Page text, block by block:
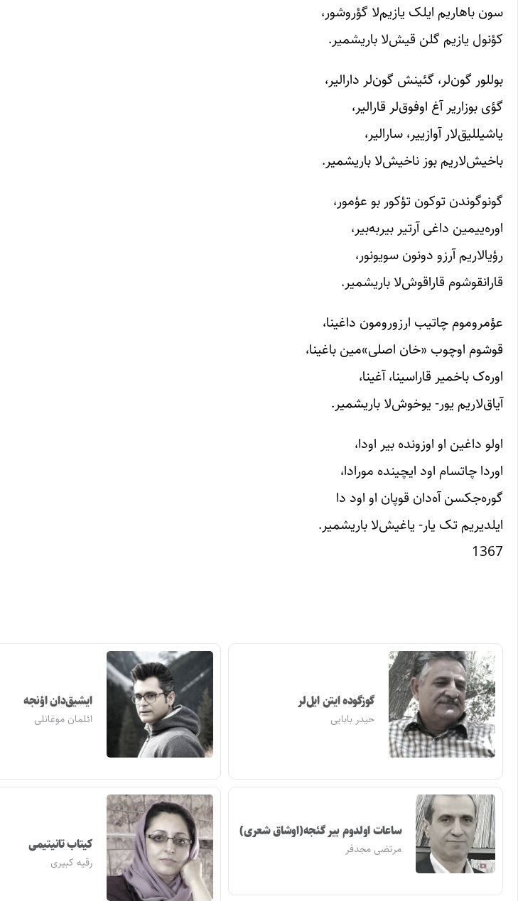
سون باهاریم ایلک یازیم‌لا گؤروشور،
کؤنول یازیم گلن قیش‌لا باریشمیر.
بوللور گون‌لر‌، گئینش گون‌لر‌ دارالیر،
گؤی بوزاریر آغ اوفوق‌لر‌ قارالیر،
یاشیللیق‌‌لار‌‌ آوازییر، سارالیر،
باخیش‌‌لار‌‌یم بوز ناخیش‌لا باریشمیر.
گونوگوندن توکون تؤکور بو عؤمور،
اوره‌ییمین داغی آرتیر بیربه‌بیر،
رؤیالار‌‌یم آرزو دونون سویونور،
قارانقوشوم قاراقوش‌لا باریشمیر.
عؤمروموم چاتیب ارزورومون داغینا،
قوشوم اوچوب «خان اصلی»مین باغینا،
اوره‌ک باخمیر قاراسینا، آغینا،
آیاق‌‌لار‌‌یم یور- یوخوش‌لا باریشمیر.
اولو داغین او اوزونده بیر اودا،
اوردا چاتسام اود ایچینده ‌مورادا،
گوره‌جکسن آه‌دان قوپان او اود دا
ایلدیریم تک یار- یاغیش‌لا باریشمیر.
1367
گوزگوده ایتن ایل‌لر
حیدر بابایی
ایشیق‌دان اؤنجه
ائلمان موغانلی
ساعات اولدوم بیر گئجه(اوشاق شعری)
مرتضی مجدفر کیتاب تانیتیمی
رقیه کبیری